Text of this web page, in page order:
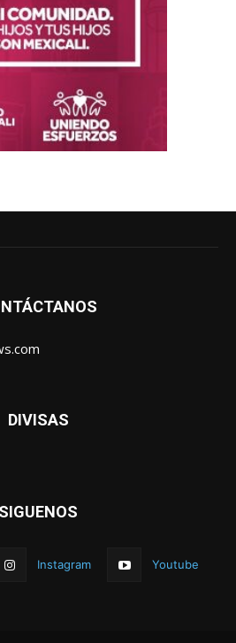
DIVISAS
SIGUENOS
Instagram Youtube